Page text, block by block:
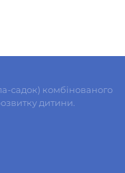
садок) комбінованого
дитини.